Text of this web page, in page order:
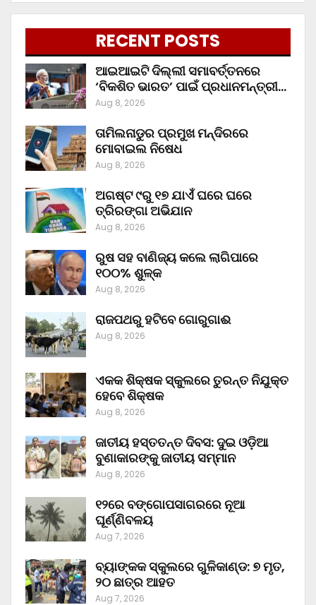
RECENT POSTS
ଆଇଆଇଟି ଦିଲ୍ଲୀ ସମାବର୍ତ୍ତନରେ
‘ବିକଶିତ ଭାରତ’ ପାଇଁ ପ୍ରଧାନମନ୍ତ୍ରୀ…
Aug 8, 2026
ତାମିଲନାଡୁର ପ୍ରମୁଖ ମନ୍ଦିରରେ
ମୋବାଇଲ ନିଷେଧ
Aug 8, 2026
ଅଗଷ୍ଟ ୯ରୁ ୧୭ ଯାଏଁ ଘରେ ଘରେ
ତ୍ରିରଙ୍ଗା ଅଭିଯାନ
Aug 8, 2026
ରୁଷ ସହ ବାଣିଜ୍ୟ କଲେ ଲାଗିପାରେ
୧୦୦% ଶୁଳ୍କ
Aug 8, 2026
ରାଜପଥରୁ ହଟିବେ ଗୋରୁଗାଈ
Aug 8, 2026
ଏକକ ଶିକ୍ଷକ ସ୍କୁଲରେ ତୁରନ୍ତ ନିଯୁକ୍ତ
ହେବେ ଶିକ୍ଷକ
Aug 8, 2026
ଜାତୀୟ ହସ୍ତତନ୍ତ ଦିବସ: ଦୁଇ ଓଡ଼ିଆ
ବୁଣାକାରଙ୍କୁ ଜାତୀୟ ସମ୍ମାନ
Aug 8, 2026
୧୨ରେ ବଙ୍ଗୋପସାଗରରେ ନୂଆ
ଘୂର୍ଣ୍ଣିବଳୟ
Aug 7, 2026
ବ୍ୟାଙ୍କକ ସ୍କୁଲରେ ଗୁଳିକାଣ୍ଡ: ୭ ମୃତ,
୨୦ ଛାତ୍ର ଆହତ
Aug 7, 2026